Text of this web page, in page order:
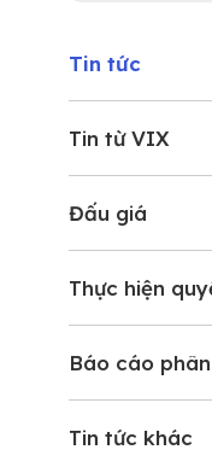
Tin tức
Tin từ VIX
Đấu giá
Thực hiện
Báo cáo
Tin tức khác